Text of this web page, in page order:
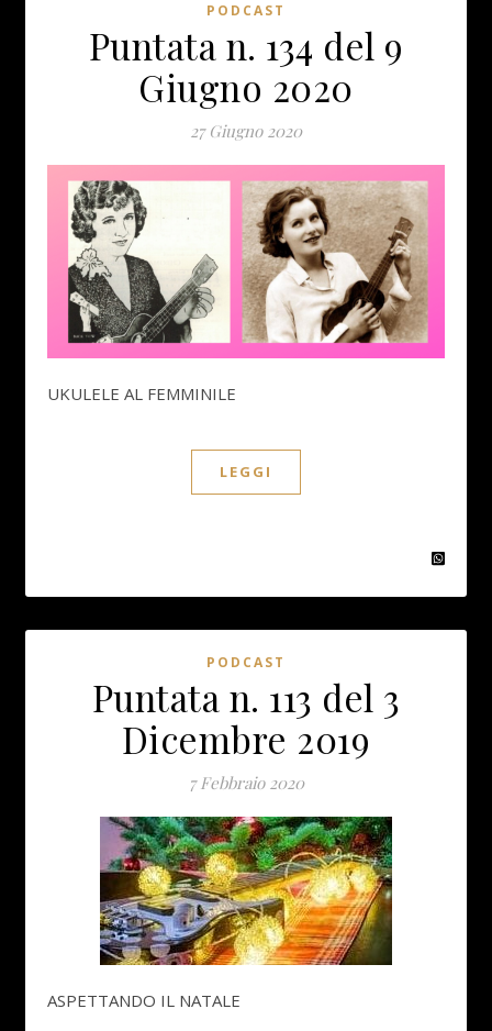
PODCAST
Puntata n. 134 del 9
Giugno 2020
27 Giugno 2020
UKULELE AL FEMMINILE
LEGGI
PODCAST
Puntata n. 113 del 3
Dicembre 2019
7 Febbraio 2020
ASPETTANDO IL NATALE